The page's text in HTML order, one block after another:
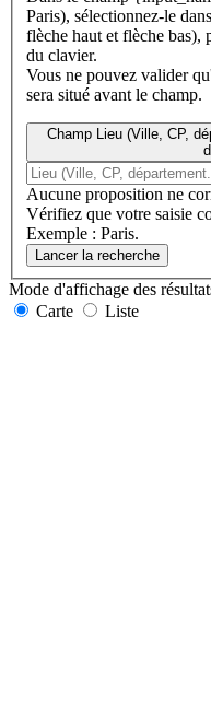
Paris), sélectionnez-le
flèche haut et flèche bas),
du clavier.
Vous ne pouvez valider
sera situé avant le champ.
Champ Lieu (Ville, CP,
Aucune proposition ne
Vérifiez que votre saisie
Exemple : Paris.
Lancer la recherche
Mode d'affichage des
Carte
Liste